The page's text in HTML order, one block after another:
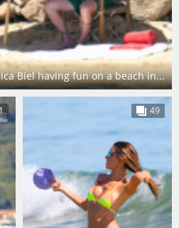
Biel having fun on a beach in...
49